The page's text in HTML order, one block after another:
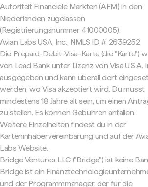
Autoriteit Financiële Markten (AFM) in den
Niederlanden zugelassen
(Registrierungsnummer 41000005).
Avian Labs USA, Inc., NMLS ID # 2639252
Die Prepaid-Debit-Visa-Karte (die "Karte")
von Lead Bank unter Lizenz von Visa U.S.A.
ausgegeben und kann überall dort
werden, wo Visa akzeptiert wird. Du musst
mindestens 18 Jahre alt sein, um einen
zu stellen. Es können Gebühren anfallen.
Weitere Einzelheiten findest du in der
Karteninhabervereinbarung und auf der
Labs Website.
Bridge Ventures LLC ("Bridge") ist keine
Bridge ist ein
und der Programmmanager, der für die